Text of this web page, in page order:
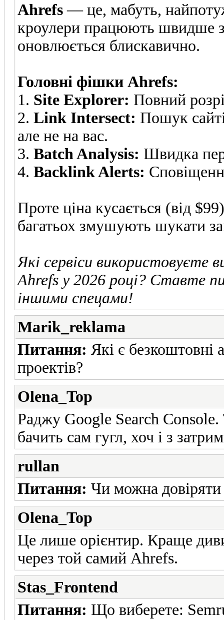
Ahrefs — це, мабуть,
кроулери працюють швидше
оновлюється блискавично.
Головні фішки Ahrefs:
1. Site Explorer: Повний
2. Link Intersect: Пошук
але не на вас.
3. Batch Analysis: Швидка
4. Backlink Alerts:
Проте ціна кусається (від
багатьох змушують шукати
Які сервіси використовуєте
Ahrefs у 2026 році? Ставте
іншими спецами!
Marik_reklama
Питання: Які є безкоштовні
проектів?
Olena_Top
Раджу Google Search
бачить сам гугл, хоч і з
rullan
Питання: Чи можна
Olena_Top
Це лише орієнтир. Краще
через той самий Ahrefs.
Stas_Frontend
Питання: Що виберете: